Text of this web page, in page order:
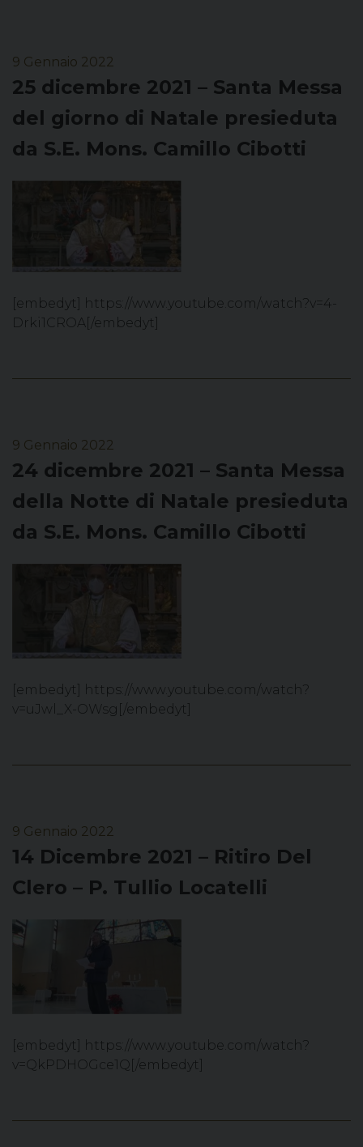
9 Gennaio 2022
25 dicembre 2021 – Santa Messa
del giorno di Natale presieduta
da S.E. Mons. Camillo Cibotti
[embedyt] https://www.youtube.com/watch?v=4-
Drki1CROA[/embedyt]
9 Gennaio 2022
24 dicembre 2021 – Santa Messa
della Notte di Natale presieduta
da S.E. Mons. Camillo Cibotti
[embedyt] https://www.youtube.com/watch?
v=uJwl_X-OWsg[/embedyt]
9 Gennaio 2022
14 Dicembre 2021 – Ritiro Del
Clero – P. Tullio Locatelli
[embedyt] https://www.youtube.com/watch?
v=QkPDHOGce1Q[/embedyt]